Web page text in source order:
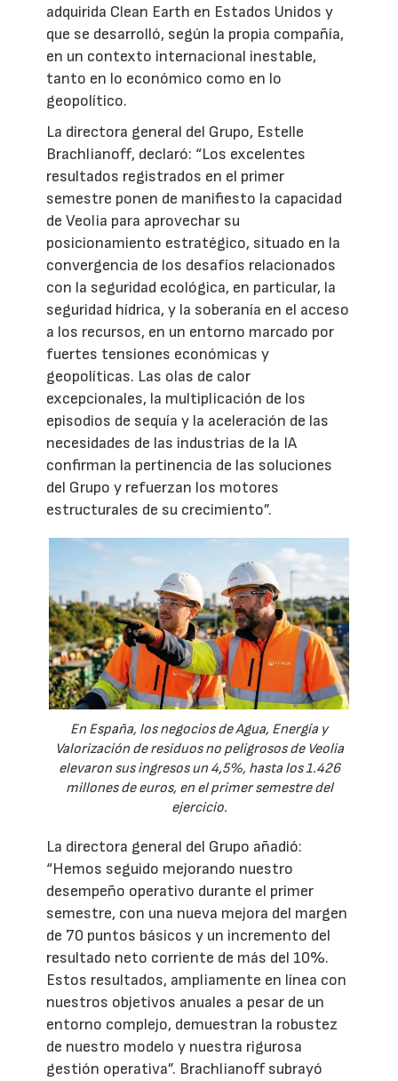
adquirida Clean Earth en Estados Unidos y
que se desarrolló, según la propia compañía,
en un contexto internacional inestable,
tanto en lo económico como en lo
geopolítico.
La directora general del Grupo, Estelle
Brachlianoff, declaró: “Los excelentes
resultados registrados en el primer
semestre ponen de manifiesto la capacidad
de Veolia para aprovechar su
posicionamiento estratégico, situado en la
convergencia de los desafíos relacionados
con la seguridad ecológica, en particular, la
seguridad hídrica, y la soberanía en el acceso
a los recursos, en un entorno marcado por
fuertes tensiones económicas y
geopolíticas. Las olas de calor
excepcionales, la multiplicación de los
episodios de sequía y la aceleración de las
necesidades de las industrias de la IA
confirman la pertinencia de las soluciones
del Grupo y refuerzan los motores
estructurales de su crecimiento”.
En España, los negocios de Agua, Energía y
Valorización de residuos no peligrosos de Veolia
elevaron sus ingresos un 4,5%, hasta los 1.426
millones de euros, en el primer semestre del
ejercicio.
La directora general del Grupo añadió:
“Hemos seguido mejorando nuestro
desempeño operativo durante el primer
semestre, con una nueva mejora del margen
de 70 puntos básicos y un incremento del
resultado neto corriente de más del 10%.
Estos resultados, ampliamente en línea con
nuestros objetivos anuales a pesar de un
entorno complejo, demuestran la robustez
de nuestro modelo y nuestra rigurosa
gestión operativa”. Brachlianoff subrayó